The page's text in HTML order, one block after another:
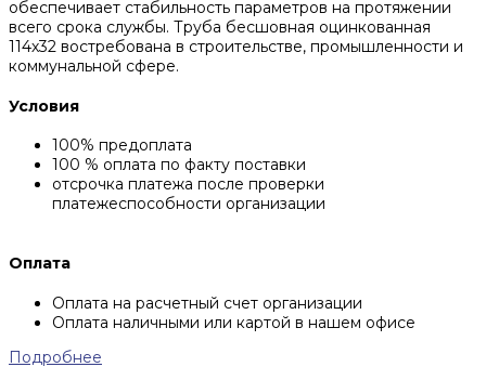
обеспечивает стабильность параметров на протяжении
всего срока службы. Труба бесшовная оцинкованная
114х32 востребована в строительстве, промышленности и
коммунальной сфере.
Условия
100% предоплата
100 % оплата по факту поставки
отсрочка платежа после проверки
платежеспособности организации
Оплата
Оплата на расчетный счет организации
Оплата наличными или картой в нашем офисе
Подробнее